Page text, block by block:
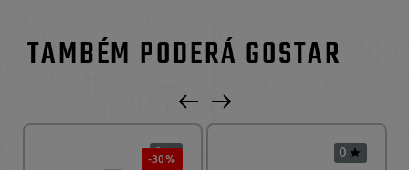
TAMBÉM PODERÁ GOSTAR
-30%
0  0 